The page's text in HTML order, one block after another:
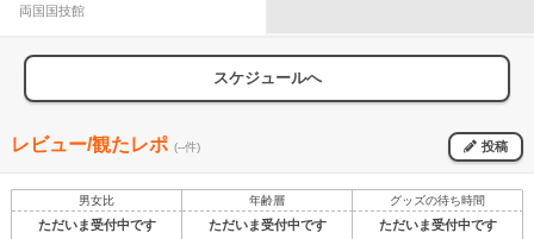
両国国技館
スケジュールへ
レビュー/観たレポ (--件) 投稿
男女比 年齢層 グッズの待ち時間
ただいま受付中です ただいま受付中です ただいま受付中です